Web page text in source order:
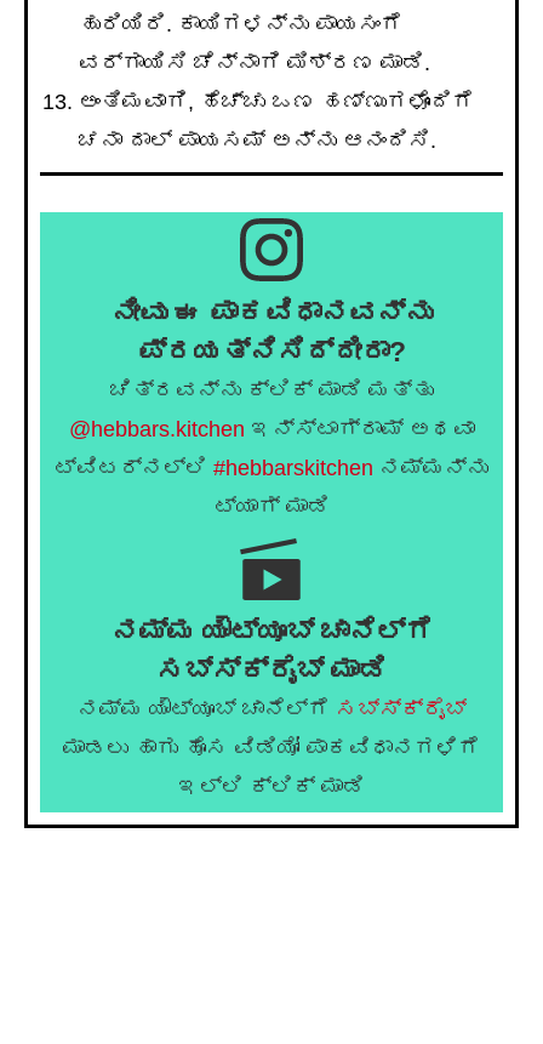
ಹುರಿಯಿರಿ. ಕಾಯಿಗಳನ್ನು ಪಾಯಸಂಗೆ
ವರ್ಗಾಯಿಸಿ ಚೆನ್ನಾಗಿ ಮಿಶ್ರಣ ಮಾಡಿ.
ಅಂತಿಮವಾಗಿ, ಹೆಚ್ಚು ಒಣ ಹಣ್ಣುಗಳೊಂದಿಗೆ
ಚನಾ ದಾಲ್ ಪಾಯಸಮ್ ಅನ್ನು ಆನಂದಿಸಿ.
ನೀವು ಈ ಪಾಕವಿಧಾನವನ್ನು
ಪ್ರಯತ್ನಿಸಿದ್ದೀರಾ?
ಚಿತ್ರವನ್ನು ಕ್ಲಿಕ್ ಮಾಡಿ ಮತ್ತು
@hebbars.kitchen ಇನ್ಸ್ಟಾಗ್ರಾಮ್ ಅಥವಾ
ಟ್ವಿಟರ್‌ನಲ್ಲಿ #hebbarskitchen ನಮ್ಮನ್ನು
ಟ್ಯಾಗ್ ಮಾಡಿ
ನಮ್ಮ ಯೌಟ್ಯೂಬ್ ಚಾನೆಲ್ಗೆ
ಸಬ್ಸ್ಕ್ರೈಬ್ ಮಾಡಿ
ನಮ್ಮ ಯೌಟ್ಯೂಬ್ ಚಾನೆಲ್ಗೆ ಸಬ್ಸ್ಕ್ರೈಬ್
ಮಾಡಲು ಹಾಗು ಹೊಸ ವಿಡಿಯೋ ಪಾಕವಿಧಾನಗಳಿಗೆ
ಇಲ್ಲಿ ಕ್ಲಿಕ್ ಮಾಡಿ